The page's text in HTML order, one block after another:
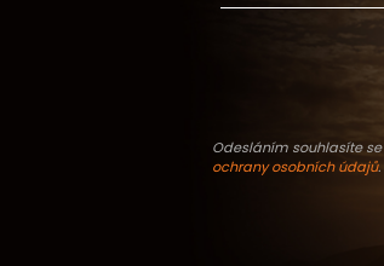
Odesláním souhlasíte se
ochrany osobních údajů.